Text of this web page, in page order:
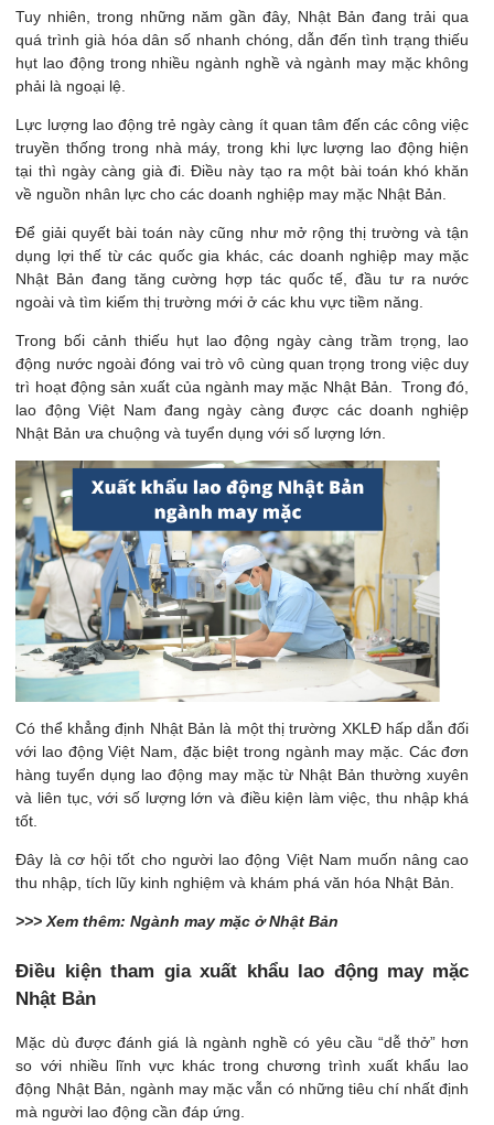
Tuy nhiên, trong những năm gần đây, Nhật Bản đang trải qua
quá trình già hóa dân số nhanh chóng, dẫn đến tình trạng thiếu
hụt lao động trong nhiều ngành nghề và ngành may mặc không
phải là ngoại lệ.
Lực lượng lao động trẻ ngày càng ít quan tâm đến các công việc
truyền thống trong nhà máy, trong khi lực lượng lao động hiện
tại thì ngày càng già đi. Điều này tạo ra một bài toán khó khăn
về nguồn nhân lực cho các doanh nghiệp may mặc Nhật Bản.
Để giải quyết bài toán này cũng như mở rộng thị trường và tận
dụng lợi thế từ các quốc gia khác, các doanh nghiệp may mặc
Nhật Bản đang tăng cường hợp tác quốc tế, đầu tư ra nước
ngoài và tìm kiếm thị trường mới ở các khu vực tiềm năng.
Trong bối cảnh thiếu hụt lao động ngày càng trầm trọng, lao
động nước ngoài đóng vai trò vô cùng quan trọng trong việc duy
trì hoạt động sản xuất của ngành may mặc Nhật Bản. Trong đó,
lao động Việt Nam đang ngày càng được các doanh nghiệp
Nhật Bản ưa chuộng và tuyển dụng với số lượng lớn.
Có thể khẳng định Nhật Bản là một thị trường XKLĐ hấp dẫn đối
với lao động Việt Nam, đặc biệt trong ngành may mặc. Các đơn
hàng tuyển dụng lao động may mặc từ Nhật Bản thường xuyên
và liên tục, với số lượng lớn và điều kiện làm việc, thu nhập khá
tốt.
Đây là cơ hội tốt cho người lao động Việt Nam muốn nâng cao
thu nhập, tích lũy kinh nghiệm và khám phá văn hóa Nhật Bản.
>>> Xem thêm: Ngành may mặc ở Nhật Bản
Điều kiện tham gia xuất khẩu lao động may mặc
Nhật Bản
Mặc dù được đánh giá là ngành nghề có yêu cầu “dễ thở” hơn
so với nhiều lĩnh vực khác trong chương trình xuất khẩu lao
động Nhật Bản, ngành may mặc vẫn có những tiêu chí nhất định
mà người lao động cần đáp ứng.